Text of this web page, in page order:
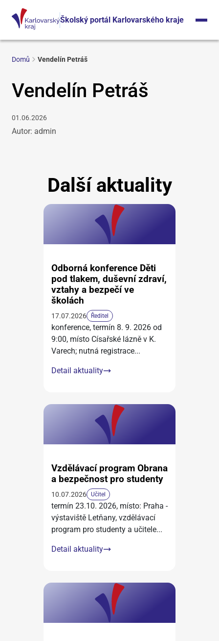
Školský portál Karlovarského kraje
Domů Vendelín Petráš
Vendelín Petráš
01.06.2026
Autor: admin
Další aktuality
Odborná konference Děti
pod tlakem, duševní zdraví,
vztahy a bezpečí ve
školách
17.07.2026 Ředitel
konference, termín 8. 9. 2026 od
9:00, místo Císařské lázně v K.
Varech; nutná registrace...
Detail aktuality
Vzdělávací program Obrana
a bezpečnost pro studenty
10.07.2026 Učitel
termín 23.10. 2026, místo: Praha -
výstaviště Letňany, vzdělávací
program pro studenty a učitele...
Detail aktuality